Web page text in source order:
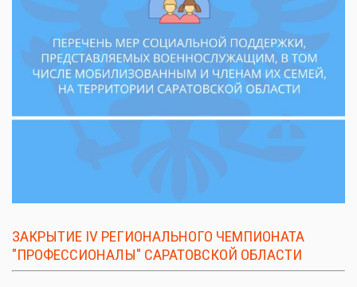
ЗАКРЫТИЕ IV РЕГИОНАЛЬНОГО ЧЕМПИОНАТА
"ПРОФЕССИОНАЛЫ" САРАТОВСКОЙ ОБЛАСТИ